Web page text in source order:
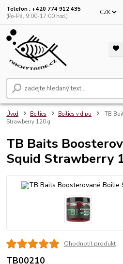
CZK
Telefon : +420 774 912 435
(Po-Pá, 9:00-17:00 hod.)
Úvod Boilies Boilies v dipu
TB
Strawberry 120 g
TB Baits
Squid Strawberry
Ohodnotit produkt
TB00210